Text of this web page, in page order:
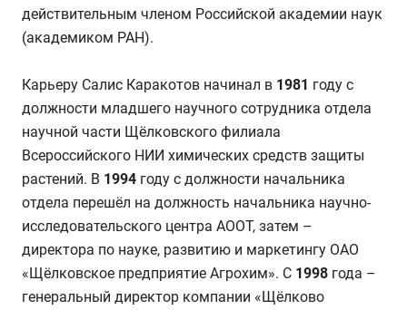
действительным членом Российской академии наук
(академиком РАН).
Карьеру Салис Каракотов начинал в 1981 году с
должности младшего научного сотрудника отдела
научной части Щёлковского филиала
Всероссийского НИИ химических средств защиты
растений. В 1994 году с должности начальника
отдела перешёл на должность начальника научно-
исследовательского центра АООТ, затем –
директора по науке, развитию и маркетингу ОАО
«Щёлковское предприятие Агрохим». С 1998 года –
генеральный директор компании «Щёлково